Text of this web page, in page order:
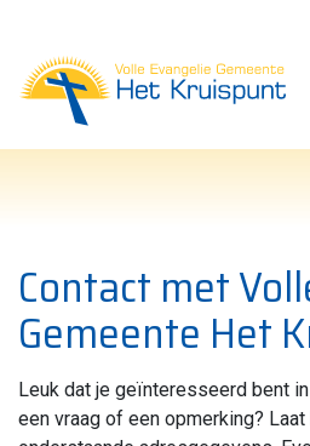
Contact met
Gemeente Het
Leuk dat je geïnteresseerd bent
een vraag of een opmerking?